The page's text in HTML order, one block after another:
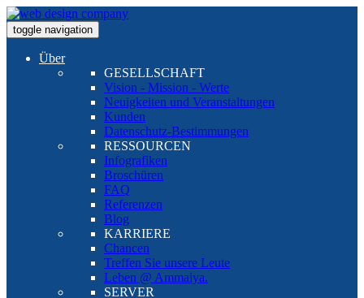
toggle navigation
Über
GESELLSCHAFT
Vision - Mission - Werte
Neuigkeiten und Veranstaltungen
Kunden
Datenschutz-Bestimmungen
RESSOURCEN
Infografiken
Broschüren
FAQ
Referenzen
Blog
KARRIERE
Chancen
Treffen Sie unsere Leute
Leben @ Ammaiya.
SERVER